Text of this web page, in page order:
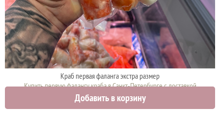
Краб первая фаланга экстра размер
Купить первую фалангу краба в Санкт-Петербурге с доставкой
12000 руб.
Добавить в корзину